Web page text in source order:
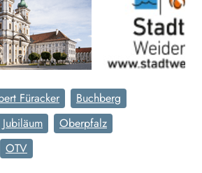
Füracker
Buchberg
Jubiläum
Oberpfalz
OTV